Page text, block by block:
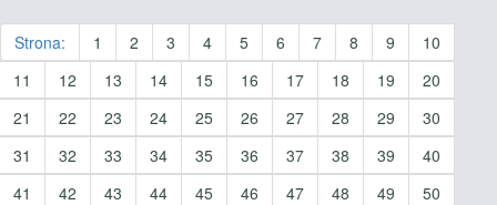
Strona: 1 2 3 4 5 6 7 8 9
10
11
12 13 14 15 16 17 18 19
20
21
22 23 24 25 26 27 28 29
30
31
32 33 34 35 36 37 38 39
40
41
42 43 44 45 46 47 48 49
50